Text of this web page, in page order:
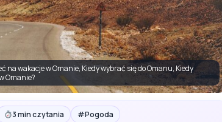
na wakacje w Omanie, Kiedy wybrać się do Omanu, Kiedy
Omanie?
3 min czytania #Pogoda